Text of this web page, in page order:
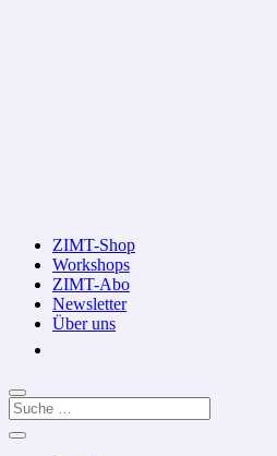
ZIMT-Shop
Workshops
ZIMT-Abo
Newsletter
Über uns